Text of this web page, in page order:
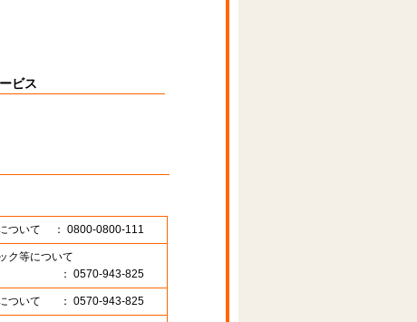
ビス
ついて ： 0800-0800-111
ク等について
： 0570-943-825
ついて ： 0570-943-825